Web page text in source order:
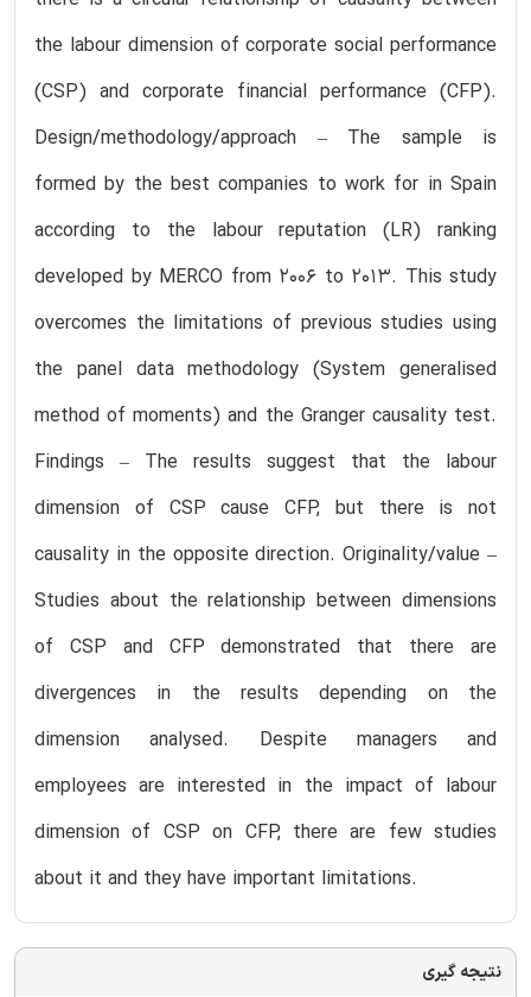
the labour dimension of corporate social performance
(CSP) and corporate financial performance (CFP).
Design/methodology/approach – The sample is
formed by the best companies to work for in Spain
according to the labour reputation (LR) ranking
developed by MERCO from 2006 to 2013. This study
overcomes the limitations of previous studies using
the panel data methodology (System generalised
method of moments) and the Granger causality test.
Findings – The results suggest that the labour
dimension of CSP cause CFP, but there is not
causality in the opposite direction. Originality/value –
Studies about the relationship between dimensions
of CSP and CFP demonstrated that there are
divergences in the results depending on the
dimension analysed. Despite managers and
employees are interested in the impact of labour
dimension of CSP on CFP, there are few studies
about it and they have important limitations.
نتیجه گیری